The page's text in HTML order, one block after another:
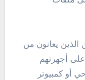
الذين يعانون من
أجهزتهم
أو كمبيوتر